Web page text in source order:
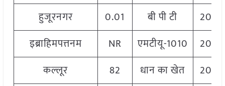
हुजूरनगर
0.01 बी पी टी
2060
इब्राहिमपत्तनम
NR एमटीयू-1010
2060
कल्लूर
82 धान का खेत
2060